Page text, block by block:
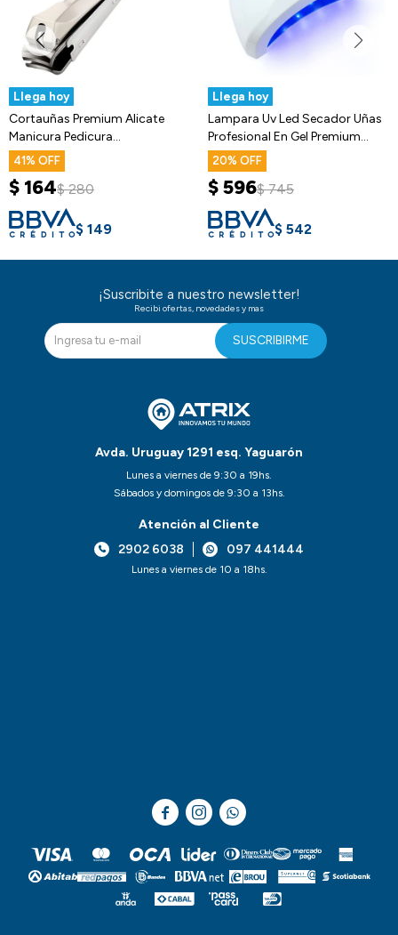
Llega hoy
Cortauñas Premium Alicate
Manicura Pedicura
Compartimiento
41
$ 164$ 280
$ 149
Llega hoy
Lampara Uv Led Secador Uñas
Profesional En Gel Premium
48w
20
$596$ 745
$ 542
Avda. Uruguay 1291 esq. Yaguarón
Lunes a viernes de 9:30 a 19hs.
Sábados y domingos de 9:30 a 13hs.
Atención al Cliente
2902 6038
097 441444
Lunes a viernes de 10 a 18hs.
¡Suscribite a nuestro newsletter!
Recibi ofertas, novedades y mas
SUSCRIBIRME
  